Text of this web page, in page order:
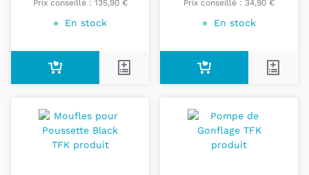
Prix conseillé : 135,90 €
En stock
Prix conseillé : 34,90 €
En stock